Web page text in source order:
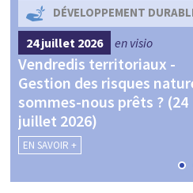
DÉVELOPPEMENT
24 juillet 2026 en visio
Vendredis territoriaux -
Gestion des risques
sommes-nous prêts ? (24
juillet 2026)
EN SAVOIR +